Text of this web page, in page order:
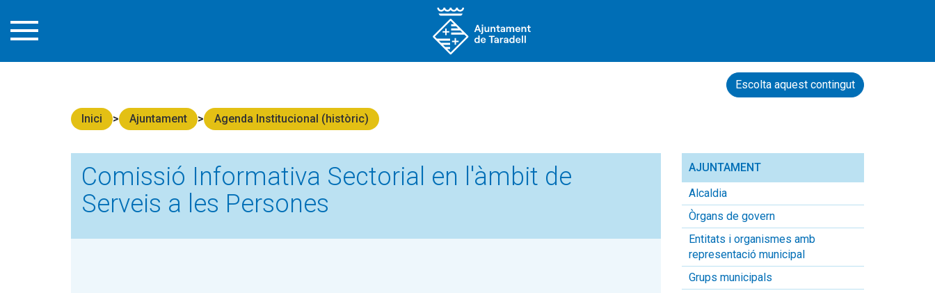
Escolta aquest contingut
Inici Ajuntament Agenda Institucional (històric)
Comissió Informativa Sectorial en l'àmbit de
Serveis a les Persones
AJUNTAMENT
Alcaldia
Òrgans de govern
Entitats i organismes amb
representació municipal
Grups municipals